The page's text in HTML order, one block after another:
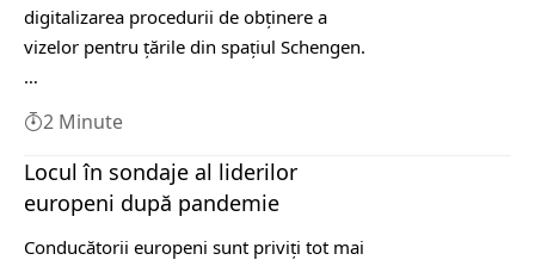
digitalizarea procedurii de obținere a
vizelor pentru țările din spațiul Schengen.
…
2 Minute
Locul în sondaje al liderilor
europeni după pandemie
Conducătorii europeni sunt priviți tot mai